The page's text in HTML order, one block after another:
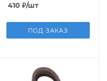
410 ₽/шт
ПОД ЗАКАЗ